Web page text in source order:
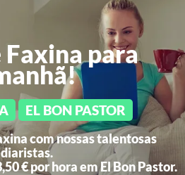
Faxina para
EL BON PASTOR
com nossas talentosas
diaristas.
€ por hora emEl Bon Pastor.